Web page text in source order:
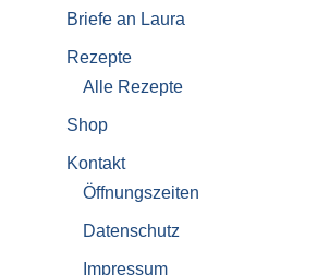
Briefe an Laura
Rezepte
Alle Rezepte
Shop
Kontakt
Öffnungszeiten
Datenschutz
Impressum